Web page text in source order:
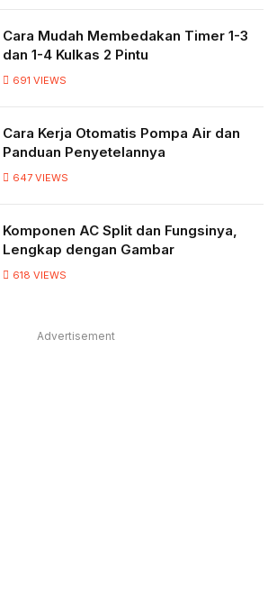
Cara Mudah Membedakan Timer 1-3
dan 1-4 Kulkas 2 Pintu
691 VIEWS
Cara Kerja Otomatis Pompa Air dan
Panduan Penyetelannya
647 VIEWS
Komponen AC Split dan Fungsinya,
Lengkap dengan Gambar
618 VIEWS
Advertisement